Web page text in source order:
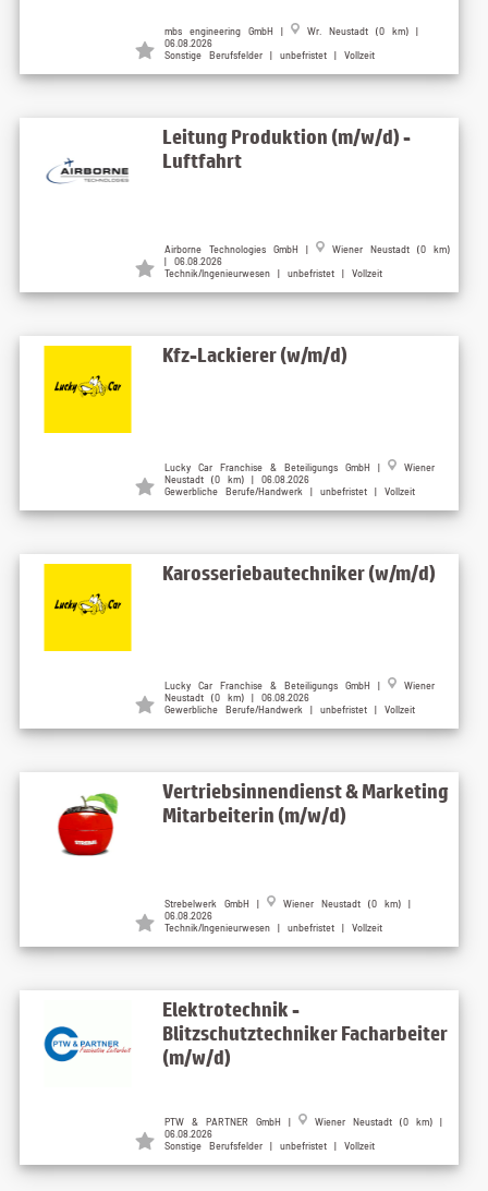
mbs engineering GmbH |
Wr. Neustadt (0 km) |
06.08.2026
Sonstige Berufsfelder | unbefristet | Vollzeit
Leitung Produktion (m/w/d) -
Luftfahrt
Airborne Technologies GmbH |
Wiener Neustadt (0 km)
| 06.08.2026
Technik/Ingenieurwesen | unbefristet | Vollzeit
Kfz-Lackierer (w/m/d)
Lucky Car Franchise & Beteiligungs GmbH |
Wiener
Neustadt (0 km) | 06.08.2026
Gewerbliche Berufe/Handwerk | unbefristet | Vollzeit
Karosseriebautechniker (w/m/d)
Lucky Car Franchise & Beteiligungs GmbH |
Wiener
Neustadt (0 km) | 06.08.2026
Gewerbliche Berufe/Handwerk | unbefristet | Vollzeit
Vertriebsinnendienst & Marketing
Mitarbeiterin (m/w/d)
Strebelwerk GmbH |
Wiener Neustadt (0 km) |
06.08.2026
Technik/Ingenieurwesen | unbefristet | Vollzeit
Elektrotechnik -
Blitzschutztechniker Facharbeiter
(m/w/d)
PTW & PARTNER GmbH |
Wiener Neustadt (0 km) |
06.08.2026
Sonstige Berufsfelder | unbefristet | Vollzeit